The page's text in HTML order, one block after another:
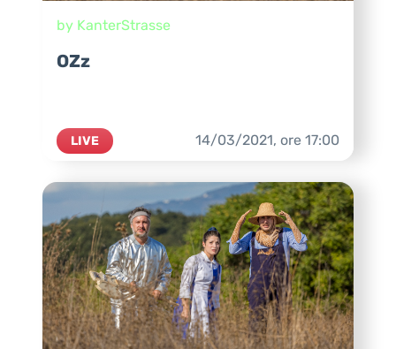
by KanterStrasse
OZz
LIVE 14/03/2021, ore 17:00